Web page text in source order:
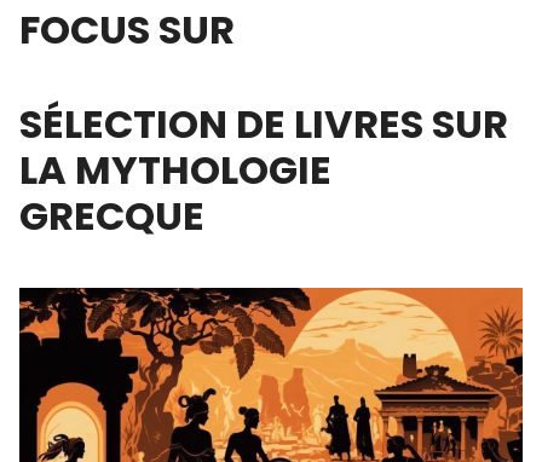
FOCUS SUR
SÉLECTION DE LIVRES SUR
LA MYTHOLOGIE
GRECQUE